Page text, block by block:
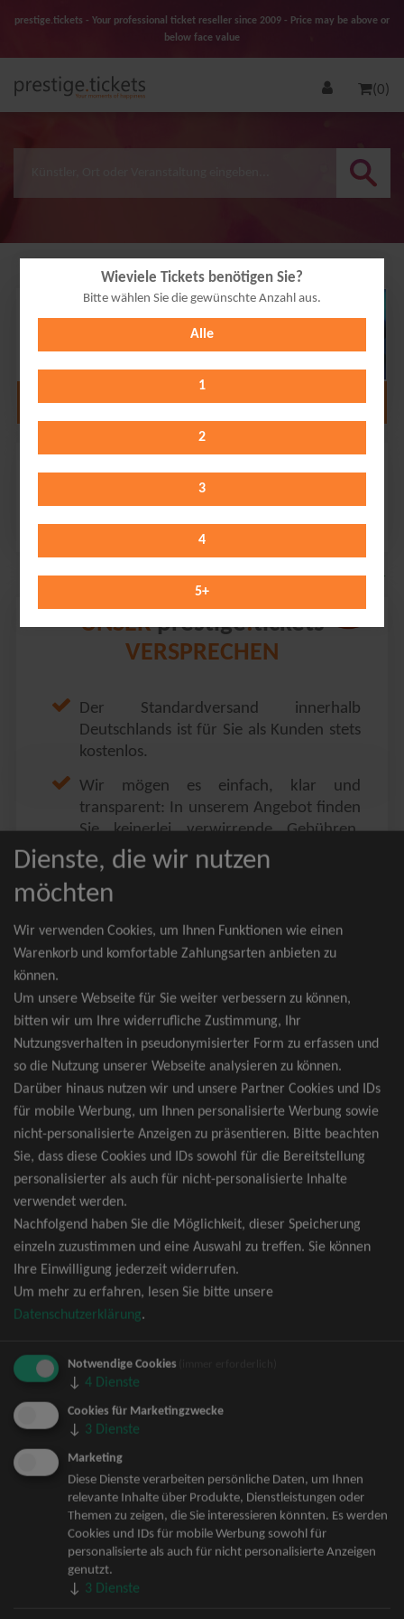
prestige.tickets - Your professional ticket reseller since 2009 - Price may be above or
below face value
(0)
Wieviele Tickets benötigen Sie?
Bitte wählen Sie die gewünschte Anzahl aus.
Alle
1
2
3
4
5+
30
Alle Termine anzeigen
Saturday 30.01.2027
UNSERprestige.tickets
VERSPRECHEN
Der Standardversand innerhalb
Deutschlands ist für Sie als Kunden stets
kostenlos.
Wir mögen es einfach, klar und
transparent: In unserem Angebot finden
Sie keinerlei verwirrende Gebühren,
Zusatzangebote oder ähnliches.
Sie erhalten ausschließlich
zusammenhängende Sitzplätze, welche
nach der Bestplatzbuchung vergeben
werden.
wider Erwarten doch nicht verfügbar
sein, erhalten Sie von uns Tickets für die
nächst bessere Kategorie. Und das
kostenfrei und völlig automatisch.
TOP-Events
André Rieu Tickets
David Garrett Tickets
Andrea Berg Tickets
Backstreet Boys Tickets
Unheilig Tickets
Santiano Tickets
Bryan Adams Tickets
Andreas Gabalier Tickets
Die Fantastischen Vier Tickets
Herbert Grönemeyer Tickets
Deep Purple Tickets
Howard Carpendale Tickets
Jan Delay & Disko No.1 Tickets
Pur Tickets
Bob Dylan Tickets
Mark Forster Tickets
The Prodigy Tickets
Dienste, die wir nutzen
möchten
Wir verwenden Cookies, um Ihnen Funktionen wie einen
Warenkorb und komfortable Zahlungsarten anbieten zu
können.
Um unsere Webseite für Sie weiter verbessern zu können,
bitten wir um Ihre widerrufliche Zustimmung, Ihr
Nutzungsverhalten in pseudonymisierter Form zu erfassen und
so die Nutzung unserer Webseite analysieren zu können.
Darüber hinaus nutzen wir und unsere Partner Cookies und IDs
für mobile Werbung, um Ihnen personalisierte Werbung sowie
nicht-personalisierte Anzeigen zu präsentieren. Bitte beachten
Sie, dass diese Cookies und IDs sowohl für die Bereitstellung
personalisierter als auch für nicht-personalisierte Inhalte
verwendet werden.
Nachfolgend haben Sie die Möglichkeit, dieser Speicherung
einzeln zuzustimmen und eine Auswahl zu treffen. Sie können
Ihre Einwilligung jederzeit widerrufen.
Um mehr zu erfahren, lesen Sie bitte unsere
Datenschutzerklärung.
Notwendige Cookies
↓ 4 Dienste
Cookies für Marketingzwecke
↓ 3 Dienste
Marketing
Diese Dienste verarbeiten persönliche Daten, um Ihnen
relevante Inhalte über Produkte, Dienstleistungen oder
Themen zu zeigen, die Sie interessieren könnten. Es werden
Cookies und IDs für mobile Werbung sowohl für
personalisierte als auch für nicht personalisierte Anzeigen
genutzt.
↓ 3 Dienste